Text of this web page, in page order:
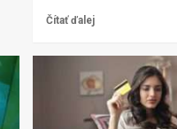
Čítať ďalej